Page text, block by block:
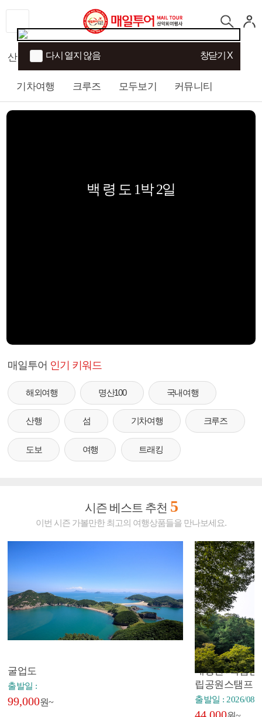
산행 섬/트래킹
기차여행 크루즈 모두보기 커뮤니티
백 령 도 1박 2일
매일투어 인기 키워드
해외여행 명산100 국내여행
산행 섬 기차여행 크루즈
도보 여행 트래킹
시즌 베스트 추천 5
이번 시즌 가볼만한 최고의 여행상품들을 만나보세요.
굴업도
출발일 :
99,000원~
내장산+백암산
립공원스탬프
출발일 : 2026/08/
다시 열지 않음 창닫기 X